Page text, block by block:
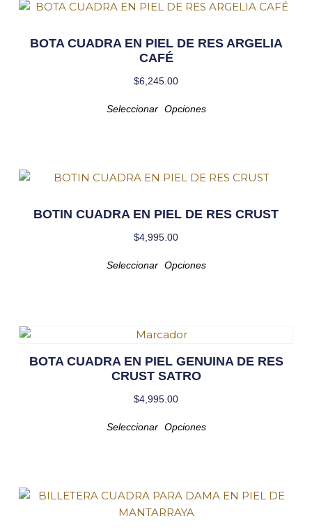
BOTA CUADRA EN PIEL DE RES ARGELIA
CAFÉ
$6,245.00
Seleccionar Opciones
BOTIN CUADRA EN PIEL DE RES CRUST
$4,995.00
Seleccionar Opciones
BOTA CUADRA EN PIEL GENUINA DE RES
CRUST SATRO
$4,995.00
Seleccionar Opciones